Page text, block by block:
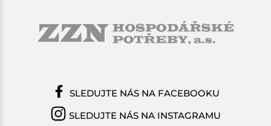
SLEDUJTE NÁS NA FACEBOOKU
SLEDUJTE NÁS NA INSTAGRAMU